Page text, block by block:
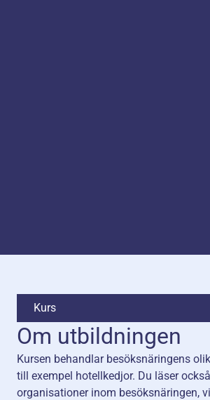
Kurs
Om utbildningen
Kursen behandlar besöksnäringens
till exempel hotellkedjor. Du läser
organisationer inom besöksnäringen,